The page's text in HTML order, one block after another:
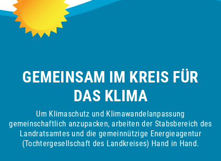
GEMEINSAM IM KREIS FÜR
DAS KLIMA
Um Klimaschutz und Klimawandelanpassung
gemeinschaftlich anzupacken, arbeiten der Stabsbereich des
Landratsamtes und die gemeinnützige Energieagentur
(Tochtergesellschaft des Landkreises) Hand in Hand.